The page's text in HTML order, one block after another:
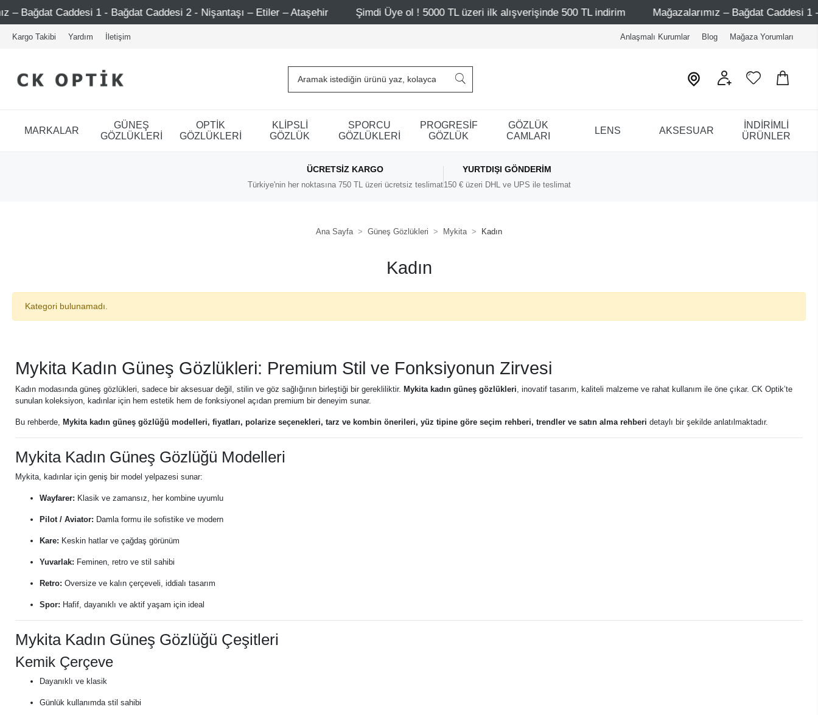
1 - Bağdat Caddesi 2 - Nişantaşı – Etiler – Ataşehir Şimdi Üye ol ! 5000 TL üzeri ilk alışverişinde 500 TL indirim Mağazalarımız – Bağdat Caddesi 1 - Bağdat
Kargo Takibi Yardım İletişim Anlaşmalı Kurumlar Blog Mağaza Yorumları
MARKALAR
GÜNEŞ
GÖZLÜKLERİ
OPTİK
GÖZLÜKLERİ
KLİPSLİ
GÖZLÜK
SPORCU
GÖZLÜKLERİ
PROGRESİF
GÖZLÜK
GÖZLÜK
CAMLARI
LENS AKSESUAR
İNDİRİMLİ
ÜRÜNLER
ÜCRETSIZ KARGO
Türkiye'nin her noktasına 750 TL üzeri ücretsiz teslimat
YURTDIŞI GÖNDERIM
150 € üzeri DHL ve UPS ile teslimat
Ana Sayfa Güneş Gözlükleri Mykita Kadın
Kadın
Kategori bulunamadı.
Mykita Kadın Güneş Gözlükleri: Premium Stil ve Fonksiyonun Zirvesi
Kadın modasında güneş gözlükleri, sadece bir aksesuar değil, stilin ve göz sağlığının birleştiği bir gerekliliktir. Mykita kadın güneş gözlükleri, inovatif tasarım, kaliteli malzeme ve rahat kullanım ile öne çıkar. CK Optik’te
sunulan koleksiyon, kadınlar için hem estetik hem de fonksiyonel açıdan premium bir deneyim sunar.
Bu rehberde, Mykita kadın güneş gözlüğü modelleri, fiyatları, polarize seçenekleri, tarz ve kombin önerileri, yüz tipine göre seçim rehberi, trendler ve satın alma rehberi detaylı bir şekilde anlatılmaktadır.
Mykita Kadın Güneş Gözlüğü Modelleri
Mykita, kadınlar için geniş bir model yelpazesi sunar:
Wayfarer: Klasik ve zamansız, her kombine uyumlu
Pilot / Aviator: Damla formu ile sofistike ve modern
Kare: Keskin hatlar ve çağdaş görünüm
Yuvarlak: Feminen, retro ve stil sahibi
Retro: Oversize ve kalın çerçeveli, iddialı tasarım
Spor: Hafif, dayanıklı ve aktif yaşam için ideal
Mykita Kadın Güneş Gözlüğü Çeşitleri
Kemik Çerçeve
Dayanıklı ve klasik
Günlük kullanımda stil sahibi